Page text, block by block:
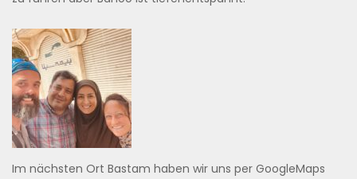
Im nächsten Ort Bastam haben wir uns per GoogleMaps